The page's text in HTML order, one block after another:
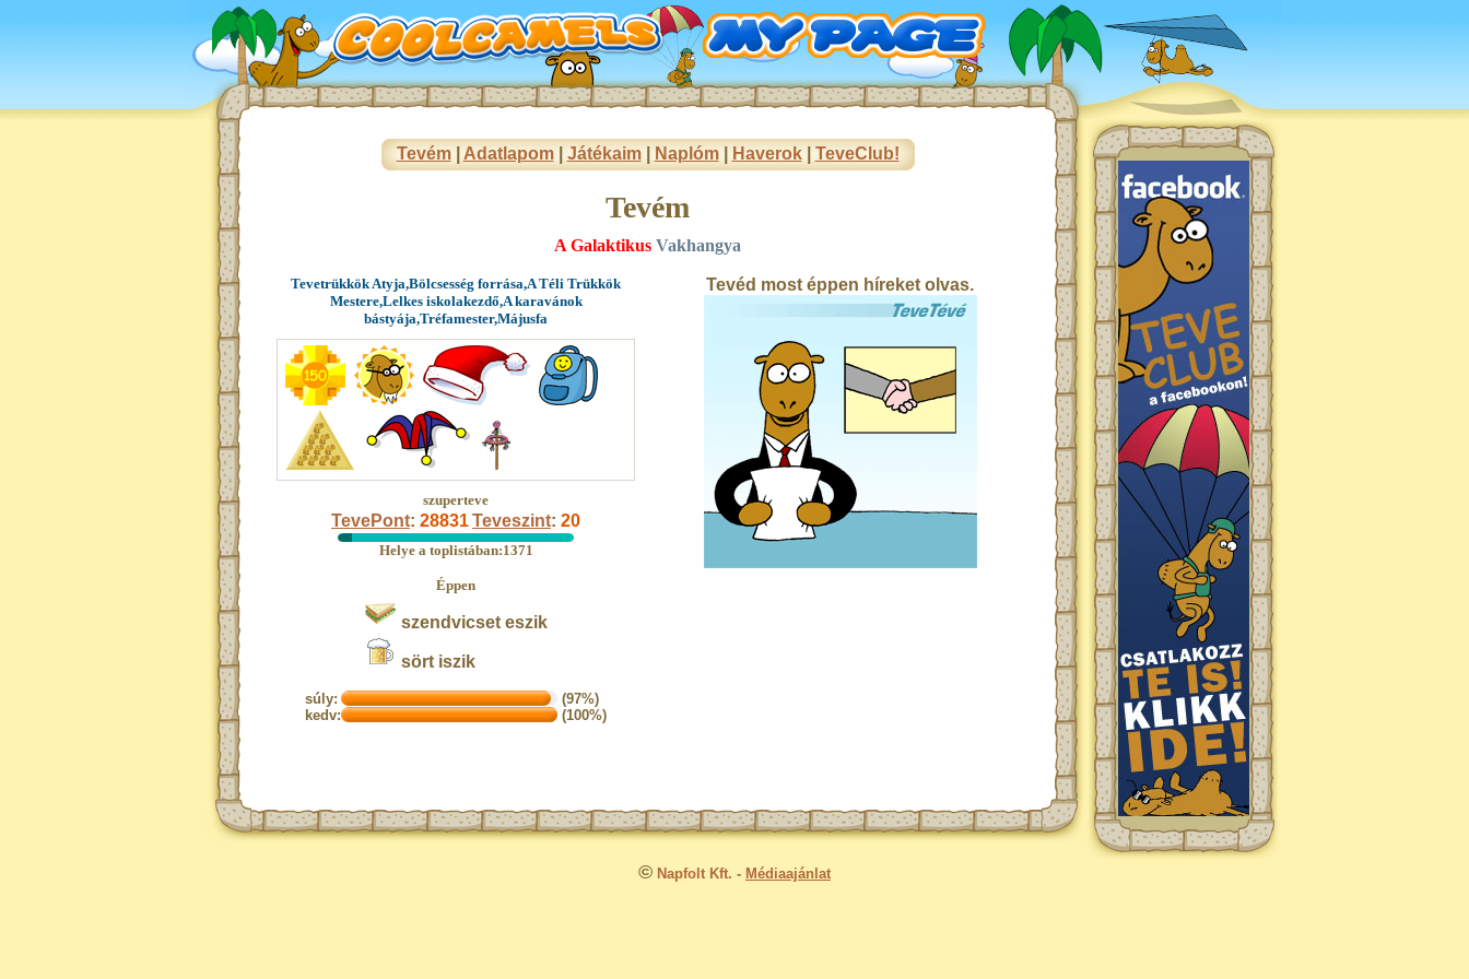
Tevém| Adatlapom| Játékaim| Naplóm| Haverok| TeveClub!
Tevém
A Galaktikus Vakhangya
Tevetrükkök Atyja,Bölcsesség forrása,A Téli Trükkök
Mestere,Lelkes iskolakezdő,A karavánok
bástyája,Tréfamester,Májusfa
szuperteve
TevePont: 28831Teveszint: 20
Helye a toplistában:1371
Éppen
szendvicset eszik
sört iszik
súly:
(97%)
kedv:
(100%)
Tevéd most éppen híreket olvas.
© Napfolt Kft. - Médiaajánlat